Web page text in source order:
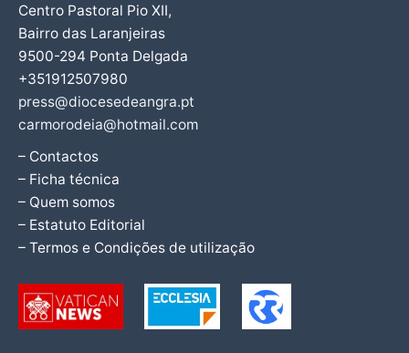
Centro Pastoral Pio XII,
Bairro das Laranjeiras
9500-294 Ponta Delgada
+351912507980
press@diocesedeangra.pt
carmorodeia@hotmail.com
– Contactos
– Ficha técnica
– Quem somos
– Estatuto Editorial
– Termos e Condições de utilização